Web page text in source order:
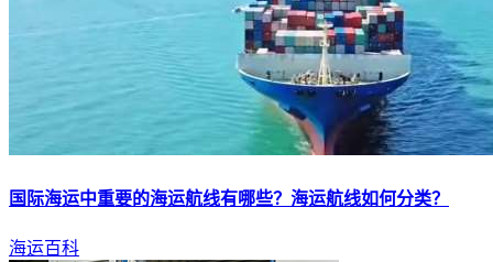
国际海运中重要的海运航线有哪些？ 海运航线如何分类？
海运百科